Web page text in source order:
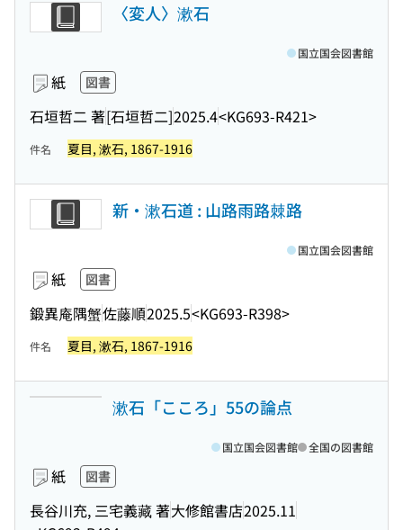
〈変人〉漱石
紙 図書
石垣哲二 著[石垣哲二]2025.4<KG693-R421>
国立国会図書館
件名 夏目, 漱石, 1867-1916
新・漱石道 : 山路雨路棘路
紙 図書
鍛異庵隅蟹佐藤順2025.5<KG693-R398>
国立国会図書館
件名 夏目, 漱石, 1867-1916
漱石「こころ」55の論点
紙 図書
長谷川充, 三宅義藏 著大修館書店2025.11
国立国会図書館 全国の図書館